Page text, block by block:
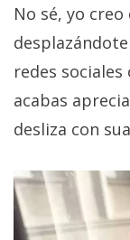
No sé, yo
redes
acabas
desliza con